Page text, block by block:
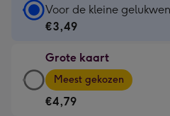
Standaard
kaart
€3,49
-
Voor
Voor de kleine
€3,49
Grote kaart
Grote
kaart
-
Meest gekozen
€4,79